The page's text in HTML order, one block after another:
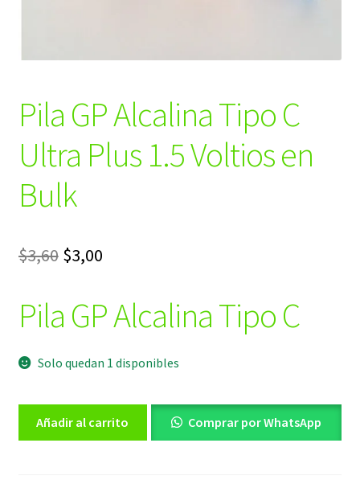
Pila GP Alcalina Tipo C
Ultra Plus 1.5 Voltios en
Bulk
$3,60 El
original
$3,60.
$3,00El
actual
$3,00.
Pila GP Alcalina Tipo C
Solo quedan 1 disponibles
Añadir al carrito Comprar por WhatsApp